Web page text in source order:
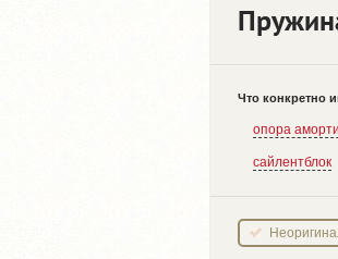
Что конкретно
опора
сайлентблок